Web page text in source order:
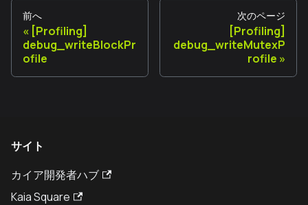
前へ
[Profiling]
debug_writeBlockPr
ofile
次のページ
[Profiling]
debug_writeMutexP
rofile
サイト
カイア開発者ハブ
Kaia Square